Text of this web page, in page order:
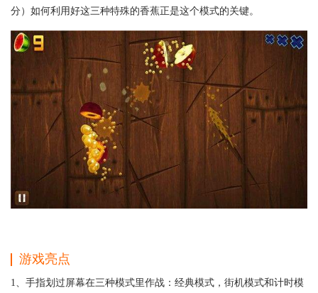
分）如何利用好这三种特殊的香蕉正是这个模式的关键。
游戏亮点
1、手指划过屏幕在三种模式里作战：经典模式，街机模式和计时模